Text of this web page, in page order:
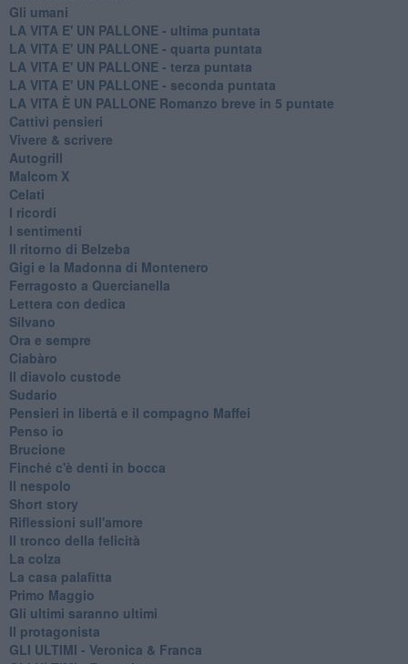
Gli umani
LA VITA E' UN PALLONE - ultima puntata
LA VITA E' UN PALLONE - quarta puntata
LA VITA E' UN PALLONE - terza puntata
LA VITA E' UN PALLONE - seconda puntata
LA VITA È UN PALLONE Romanzo breve in 5 puntate
Cattivi pensieri
Vivere & scrivere
Autogrill
Malcom X
Celati
I ricordi
I sentimenti
Il ritorno di Belzeba
Gigi e la Madonna di Montenero
Ferragosto a Quercianella
Lettera con dedica
Silvano
Ora e sempre
Ciabàro
Il diavolo custode
Sudario
Pensieri in libertà e il compagno Maffei
Penso io
Brucione
Finché c'è denti in bocca
Il nespolo
Short story
Riflessioni sull'amore
Il tronco della felicità
La colza
La casa palafitta
Primo Maggio
Gli ultimi saranno ultimi
Il protagonista
GLI ULTIMI - Veronica & Franca